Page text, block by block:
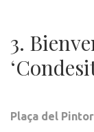
3.
Plaça del